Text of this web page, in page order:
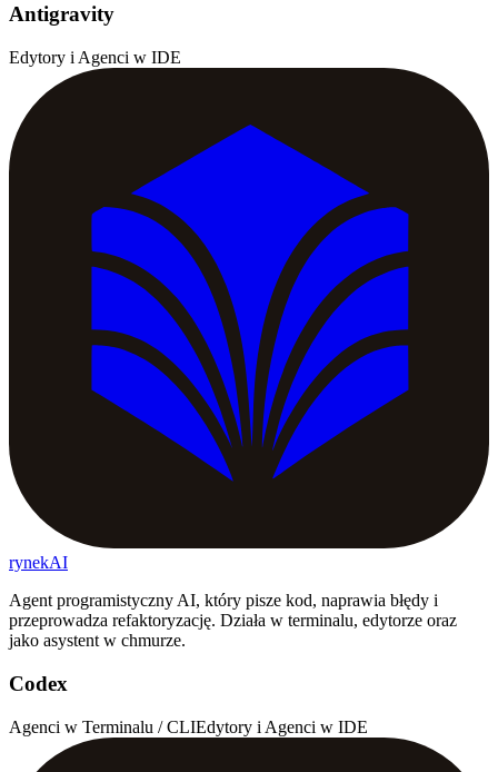
Antigravity
Edytory i Agenci w IDE
rynekAI
Agent programistyczny AI, który pisze kod, naprawia błędy i
przeprowadza refaktoryzację. Działa w terminalu, edytorze oraz
jako asystent w chmurze.
Codex
Agenci w Terminalu / CLIEdytory i Agenci w IDE